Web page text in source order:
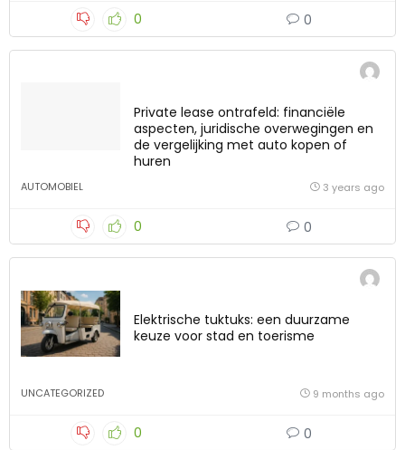
0 0
Private lease ontrafeld: financiële
aspecten, juridische overwegingen en
de vergelijking met auto kopen of
huren
AUTOMOBIEL 3 years ago
0 0
Elektrische tuktuks: een duurzame
keuze voor stad en toerisme
UNCATEGORIZED 9 months ago
0 0